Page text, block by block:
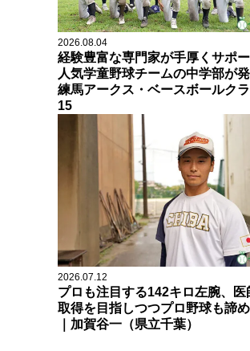
2026.08.04
経験豊富な専門家が手厚くサポー
人気学童野球チームの中学部が発
練馬アークス・ベースボールク
15
2026.07.12
プロも注目する142キロ左腕、医
取得を目指しつつプロ野球も諦
｜加賀谷一（県立千葉）